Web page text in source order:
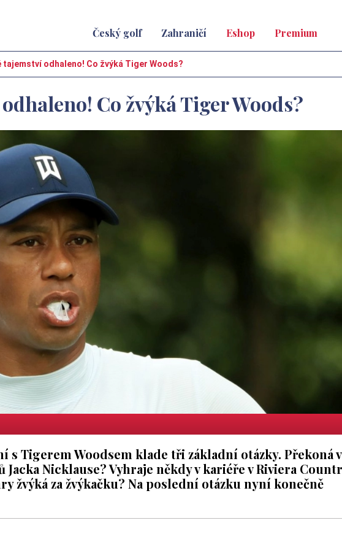
Český golf Zahraničí Eshop Premium
tajemství odhaleno! Co žvýká Tiger Woods?
Co žvýká Tiger Woods?
s Tigerem Woodsem klade tři základní otázky. Překoná v
Nicklause? Vyhraje někdy v kariéře v Riviera
žvýká za žvýkačku? Na poslední otázku nyní konečně